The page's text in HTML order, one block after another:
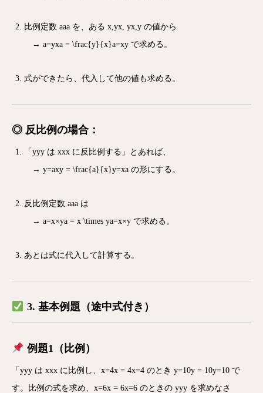
比例定数 aaa を、ある x,yx, yx,y の値から
→ a=yxa = \frac{y}{x}a=xy で求める。
式ができたら、代入して他の値も求める。
◎ 反比例の場合：
「 yyy は xxx に反比例する」とあれば、
→ y=axy = \frac{a}{x}y=xa の形にする。
反比例定数 aaa は
→ a=x×ya = x \times ya=x×y で求める。
あとは式に代入して計算する。
3. 基本例題（途中式付き）
例題1（比例）
「 yyy は xxx に比例し、 x=4x = 4x=4 のとき y=10y = 10y=10 で
す。比例の式を求め、 x=6x = 6x=6 のときの yyy を求めなさ